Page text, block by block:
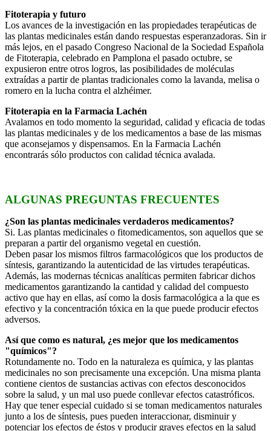
Fitoterapia y futuro
Los avances de la investigación en las propiedades terapéuticas de
las plantas medicinales están dando respuestas esperanzadoras. Sin ir
más lejos, en el pasado Congreso Nacional de la Sociedad Española
de Fitoterapia, celebrado en Pamplona el pasado octubre, se
expusieron entre otros logros, las posibilidades de moléculas
extraídas a partir de plantas tradicionales como la lavanda, melisa o
romero en la lucha contra el alzhéimer.
Fitoterapia en la Farmacia Lachén
Avalamos en todo momento la seguridad, calidad y eficacia de todas
las plantas medicinales y de los medicamentos a base de las mismas
que aconsejamos y dispensamos. En la Farmacia Lachén
encontrarás sólo productos con calidad técnica avalada.
ALGUNAS PREGUNTAS FRECUENTES
¿Son las plantas medicinales verdaderos medicamentos?
Si. Las plantas medicinales o fitomedicamentos, son aquellos que se
preparan a partir del organismo vegetal en cuestión.
Deben pasar los mismos filtros farmacológicos que los productos de
síntesis, garantizando la autenticidad de las virtudes terapéuticas.
Además, las modernas técnicas analíticas permiten fabricar dichos
medicamentos garantizando la cantidad y calidad del compuesto
activo que hay en ellas, así como la dosis farmacológica a la que es
efectivo y la concentración tóxica en la que puede producir efectos
adversos.
Así que como es natural, ¿es mejor que los medicamentos
"químicos"?
Rotundamente no. Todo en la naturaleza es química, y las plantas
medicinales no son precisamente una excepción. Una misma planta
contiene cientos de sustancias activas con efectos desconocidos
sobre la salud, y un mal uso puede conllevar efectos catastróficos.
Hay que tener especial cuidado si se toman medicamentos naturales
junto a los de síntesis, pues pueden interaccionar, disminuir y
potenciar los efectos de éstos y producir graves efectos en la salud